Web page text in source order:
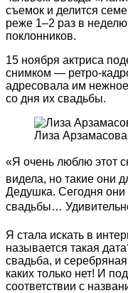
съемок и делится
реже 1–2 раз в
поклонников.
15 ноября актриса
снимком — ретро-
адресовала им
со дня их свадьбы.
Лиза
«Я очень люблю этот
видела, но такие они
Дедушка. Сегодня
свадьбы…
Я стала искать в
называется такая
свадьба, и
каких только нет! И
соответствии с